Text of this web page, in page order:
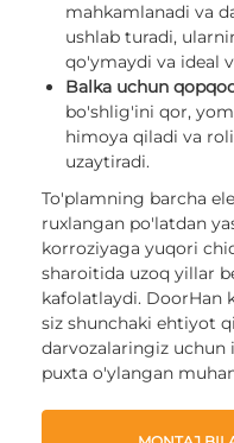
mahkamlanadi va
ushlab turadi,
qo'ymaydi va ideal
Balka uchun
bo'shlig'ini qor,
himoya qiladi va
uzaytiradi.
To'plamning barcha
ruxlangan po'latdan
korroziyaga yuqori
sharoitida uzoq yillar
kafolatlaydi. DoorHan
siz shunchaki ehtiyot
darvozalaringiz uchun
puxta o'ylangan